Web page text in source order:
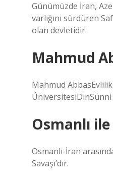
Günümüzde İran,
varlığını sürdüren
olan devletidir.
Mahmud
Mahmud
ÜniversitesiDinSünni
Osmanlı
Osmanlı-İran
Savaşı’dır.